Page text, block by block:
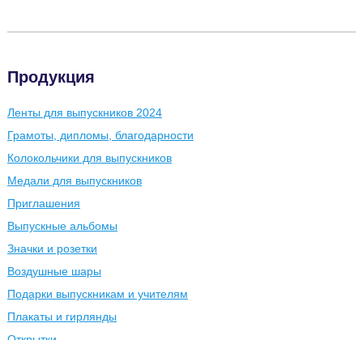
Продукция
Ленты для выпускников 2024
Грамоты, дипломы, благодарности
Колокольчики для выпускников
Медали для выпускников
Приглашения
Выпускные альбомы
Значки и розетки
Воздушные шары
Подарки выпускникам и учителям
Плакаты и гирлянды